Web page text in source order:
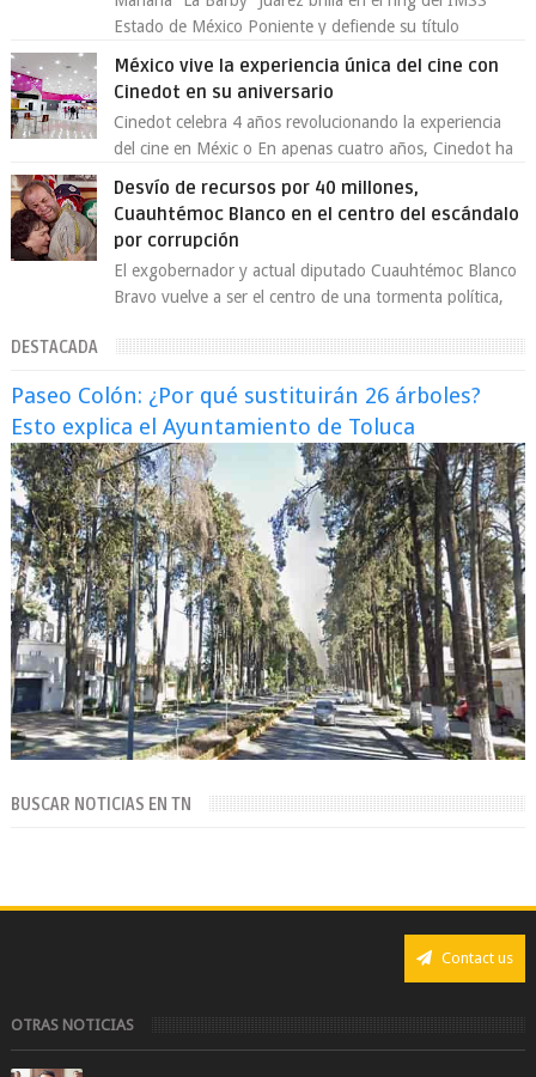
Estado de México Poniente y defiende su título
México vive la experiencia única del cine con
Cinedot en su aniversario
Cinedot celebra 4 años revolucionando la experiencia
del cine en Méxic o En apenas cuatro años, Cinedot ha
demostrado que es posible reinve...
Desvío de recursos por 40 millones,
Cuauhtémoc Blanco en el centro del escándalo
por corrupción
El exgobernador y actual diputado Cuauhtémoc Blanco
Bravo vuelve a ser el centro de una tormenta política,
DESTACADA
Paseo Colón: ¿Por qué sustituirán 26 árboles?
Esto explica el Ayuntamiento de Toluca
BUSCAR NOTICIAS EN TN
Contact us
OTRAS NOTICIAS